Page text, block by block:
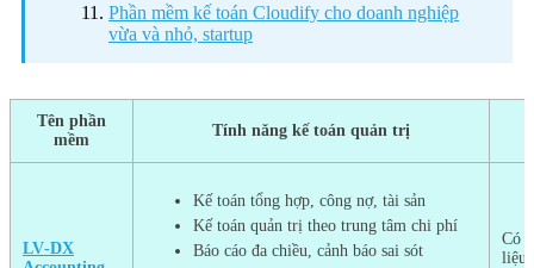
Phần mềm kế toán Cloudify cho doanh nghiệp
vừa và nhỏ, startup
Tên phần
mềm
Tính năng kế toán quản trị
LV‑DX
Kế toán tổng hợp, công nợ, tài sản
Kế toán quản trị theo trung tâm chi phí
Báo cáo đa chiều, cảnh báo sai sót
Có